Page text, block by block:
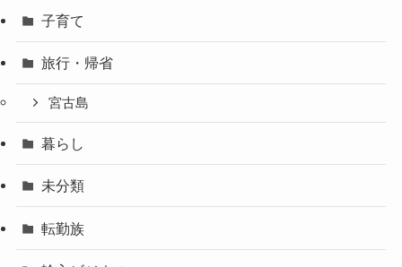
子育て
旅行・帰省
宮古島
暮らし
未分類
転勤族